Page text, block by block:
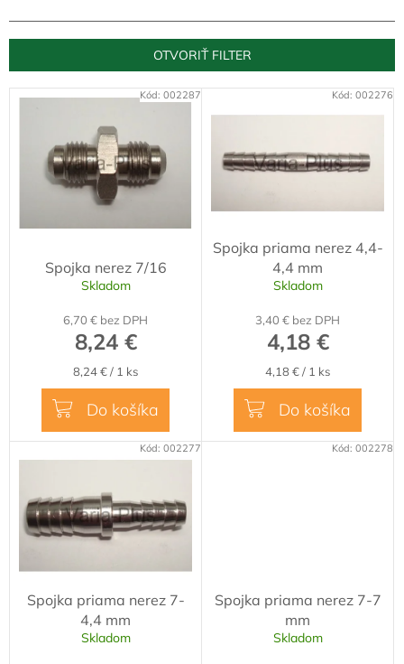
p
r
OTVORIŤ FILTER
V
Spojka nerez 7/16
Skladom
6,70 € bez DPH
8,24 €
Jednotková
cena:
8,24 € / 1 ks
Do košíka
Kód: 002287
Spojka priama nerez 4,4-
4,4 mm
Skladom
3,40 € bez DPH
4,18 €
Jednotková
cena:
4,18 € / 1 ks
Do košíka
Kód: 002276
Spojka priama nerez 7-
4,4 mm
Skladom
Kód: 002277
Spojka priama nerez 7-7
mm
Skladom
Kód: 002278